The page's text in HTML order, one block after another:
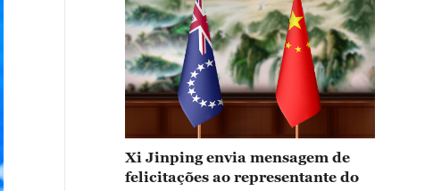
Xi Jinping envia mensagem de
felicitações ao representante do